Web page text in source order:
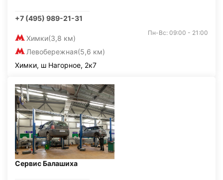
+7 (495) 989-21-31
Химки(3,8 км)
Левобережная(5,6 км)
Пн-Вс: 09:00 - 21:00
Химки, ш Нагорное, 2к7
Сервис Балашиха